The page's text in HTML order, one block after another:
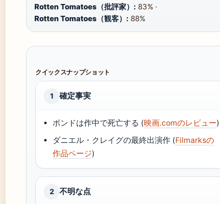
Rotten Tomatoes（批評家）: 83% ·
Rotten Tomatoes（観客）: 88%
クイックスナップショット
1 確定事実
ボンドは作中で死亡する (映画.comのレビュー)
ダニエル・クレイグの最終出演作 (Filmarksの
作品ページ)
2 不明な点